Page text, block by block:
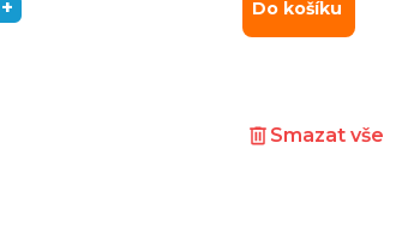
+ Do košíku
Smazat vše